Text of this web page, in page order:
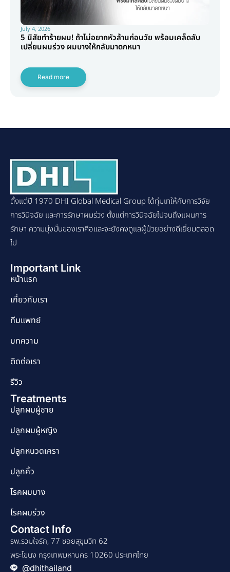
July 4, 2026
5 นิสัยทำร้ายผม! ถ้าไม่อยากหัวล้านก่อนวัย พร้อมเคล็ดลับ
เปลี่ยนผมร่วง ผมบางให้กลับมาดกหนา
Read more
ตั้งแต่ปี 1970 DHI Global Medical Group ได้ทุ่มเทให้กับการวิจัย
การวินิจฉัย และการรักษาผมร่วง ตั้งแต่การวินิจฉัยไปจนถึงแผนการ
รักษา ความมุ่งมั่นของเราคือและจะยังคงดูแลผู้ป่วยอย่างดีเยี่ยมตลอด
ไป
Important Link
หน้าแรก
เกี่ยวกับเรา
ทีมแพทย์
บทความ
ติดต่อเรา
รีวิว
Treatments
ปลูกผมผู้ชาย
ปลูกผมผู้หญิง
ปลูกหนวดเครา
ปลูกคิ้ว
โรคผมบาง
โรคผมร่วง
Contact Info
รพ.รวมใจรัก, 77 ซอยสุขุมวิท 62
พระโขนง กรุงเทพมหานคร 10260 ประเทศไทย
@dhithailand